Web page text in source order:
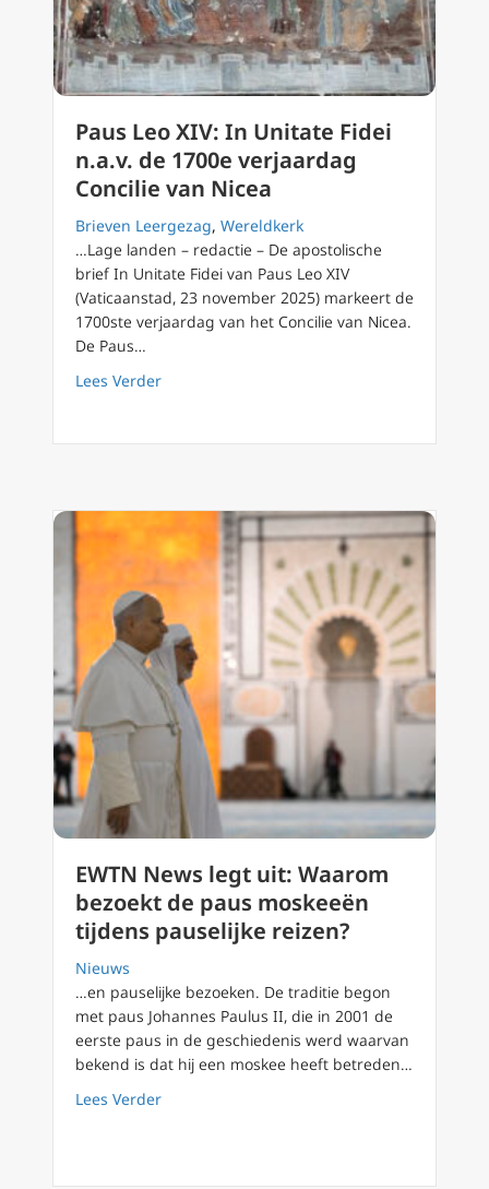
Paus Leo XIV: In Unitate Fidei
n.a.v. de 1700e verjaardag
Concilie van Nicea
Brieven Leergezag, Wereldkerk
…Lage landen – redactie – De apostolische
brief In Unitate Fidei van Paus Leo XIV
(Vaticaanstad, 23 november 2025) markeert de
1700ste verjaardag van het Concilie van Nicea.
De Paus…
Lees Verderabout Paus Leo XIV: In Unitate Fidei n.a.v.
EWTN News legt uit: Waarom
bezoekt de paus moskeeën
tijdens pauselijke reizen?
Nieuws
…en pauselijke bezoeken. De traditie begon
met paus Johannes Paulus II, die in 2001 de
eerste paus in de geschiedenis werd waarvan
bekend is dat hij een moskee heeft betreden…
Lees Verderabout EWTN News legt uit: Waarom